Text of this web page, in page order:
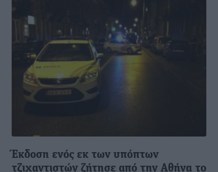
Έκδοση ενός εκ των υπόπτων
τζιχαντιστών ζήτησε από την Αθήνα το